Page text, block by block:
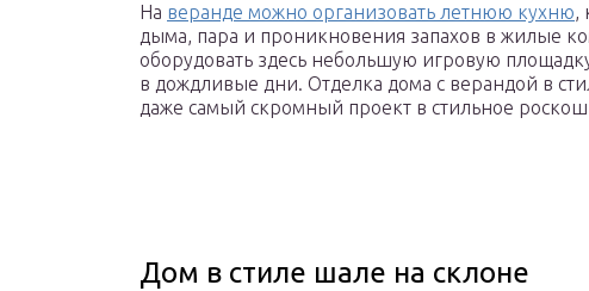
На веранде можно организовать летнюю кухню,
дыма, пара и проникновения запахов в жилые
оборудовать здесь небольшую игровую
в дождливые дни. Отделка дома с верандой в
даже самый скромный проект в стильное
Дом в стиле шале на склоне